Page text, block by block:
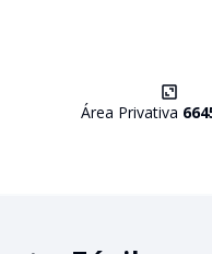
Área Privativa